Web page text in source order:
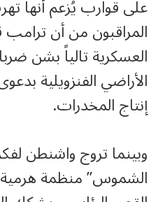
على قوارب يُزعم أنها
المراقبون من أن ترامب
العسكرية تالياً بشن
الأراضي الفنزويلية
إنتاج المخدرات.
وبينما تروج واشنطن
الشموس” منظمة